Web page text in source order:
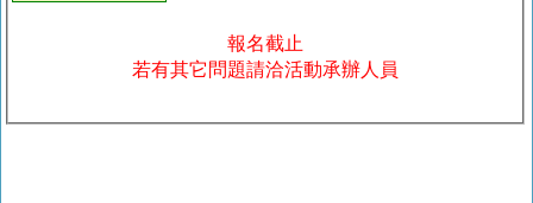
報名截止
若有其它問題請洽活動承辦人員